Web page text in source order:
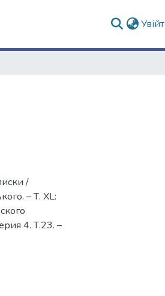
/
– Т. ХL:
4. Т.23. –